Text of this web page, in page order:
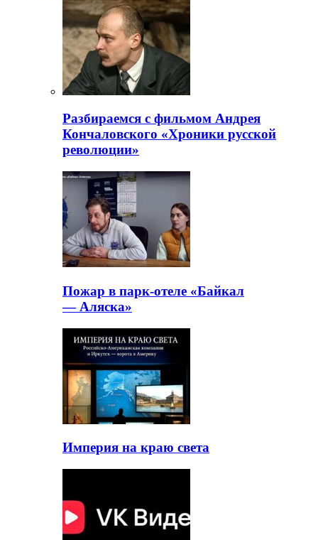
Разбираемся с фильмом Андрея
Кончаловского «Хроники русской
революции»
Пожар в парк-отеле «Байкал
— Аляска»
Империя на краю света